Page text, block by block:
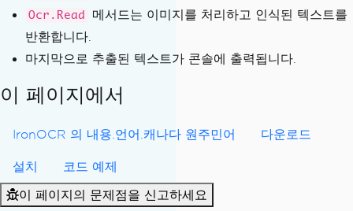
// Perform OCR on the inpu
t file
var
Result = Ocr. Read( Inpu
text
// Output the recognized t
ext
Ocr.Read
메서드는 이미지를 처리하고 인식된 텍스트를
반환합니다.
마지막으로 추출된 텍스트가 콘솔에 출력됩니다.
이 페이지에서
IronOCR 의 내용.언어.캐나다 원주민어 다운로드
설치 코드 예제
이 페이지의 문제점을 신고하세요